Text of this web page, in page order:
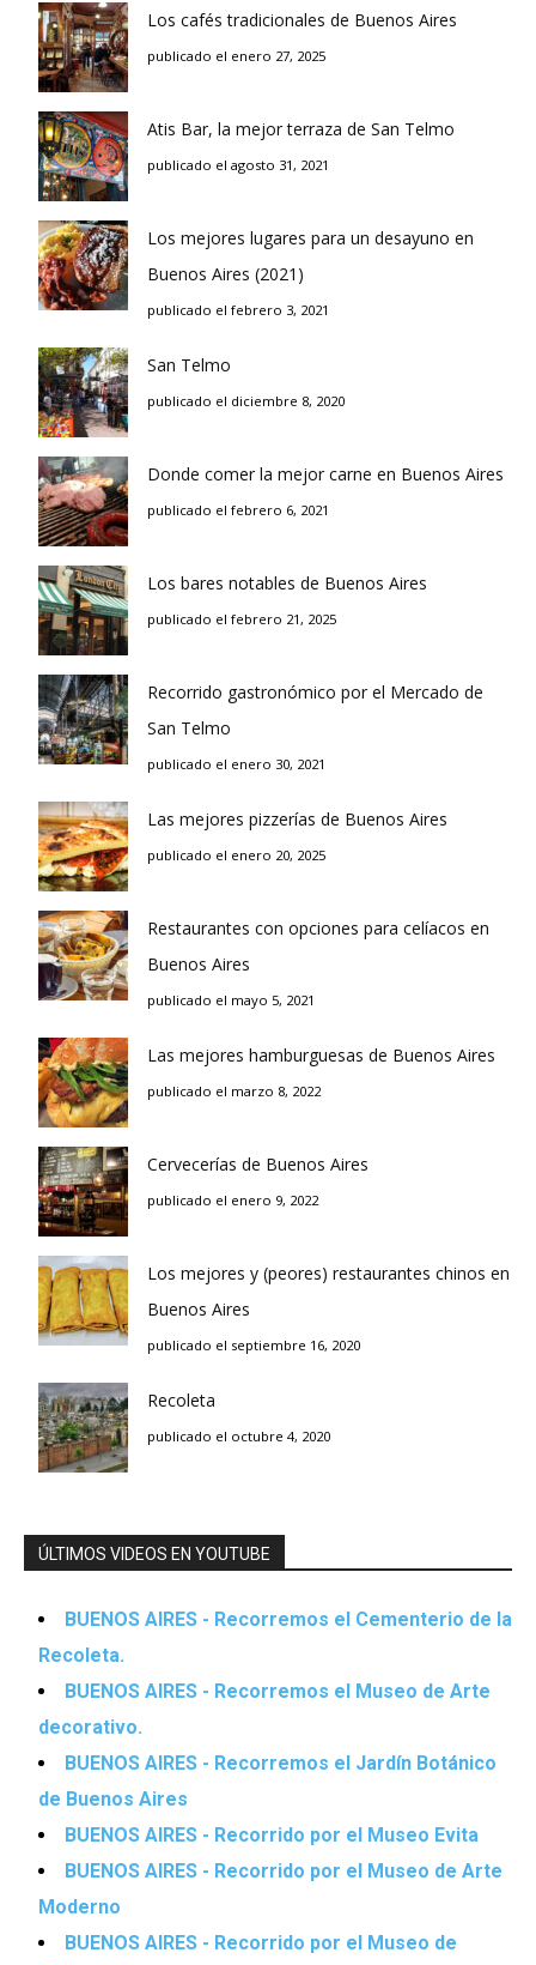
Los cafés tradicionales de Buenos Aires
publicado el enero 27, 2025
Atis Bar, la mejor terraza de San Telmo
publicado el agosto 31, 2021
Los mejores lugares para un desayuno en
Buenos Aires (2021)
publicado el febrero 3, 2021
San Telmo
publicado el diciembre 8, 2020
Donde comer la mejor carne en Buenos Aires
publicado el febrero 6, 2021
Los bares notables de Buenos Aires
publicado el febrero 21, 2025
Recorrido gastronómico por el Mercado de
San Telmo
publicado el enero 30, 2021
Las mejores pizzerías de Buenos Aires
publicado el enero 20, 2025
Restaurantes con opciones para celíacos en
Buenos Aires
publicado el mayo 5, 2021
Las mejores hamburguesas de Buenos Aires
publicado el marzo 8, 2022
Cervecerías de Buenos Aires
publicado el enero 9, 2022
Los mejores y (peores) restaurantes chinos en
Buenos Aires
publicado el septiembre 16, 2020
Recoleta
publicado el octubre 4, 2020
ÚLTIMOS VIDEOS EN YOUTUBE
BUENOS AIRES - Recorremos el Cementerio de la
Recoleta.
BUENOS AIRES - Recorremos el Museo de Arte
decorativo.
BUENOS AIRES - Recorremos el Jardín Botánico
de Buenos Aires
BUENOS AIRES - Recorrido por el Museo Evita
BUENOS AIRES - Recorrido por el Museo de Arte
Moderno
BUENOS AIRES - Recorrido por el Museo de